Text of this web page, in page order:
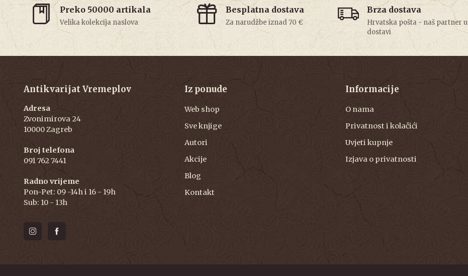
Preko 50000 artikala
Velika kolekcija naslova
Besplatna dostava
Za narudžbe iznad 70 €
Brza dostava
Hrvatska pošta - naš partner u
dostavi
Antikvarijat Vremeplov
Adresa
Zvonimirova 24
10000 Zagreb
Broj telefona
091 762 7441
Radno vrijeme
Pon-Pet: 09 -14h i 16 - 19h
Sub: 10 - 13h
Iz ponude
Web shop
Sve knjige
Autori
Akcije
Blog
Kontakt
Informacije
O nama
Privatnost i kolačići
Uvjeti kupnje
Izjava o privatnosti